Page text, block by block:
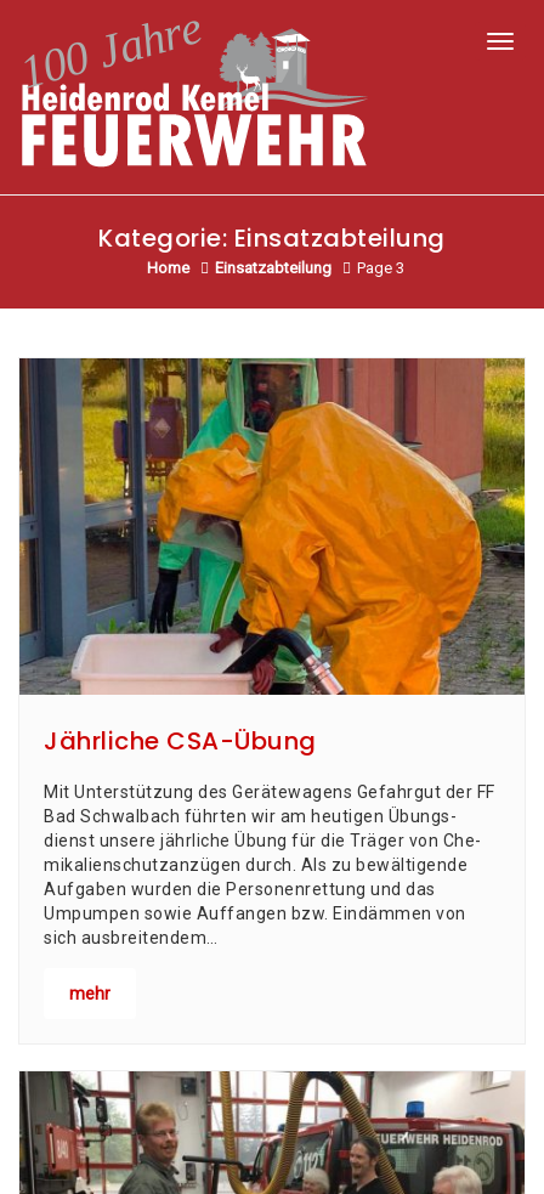
Kategorie: Einsatzabteilung
Home Einsatzabteilung Page 3
Jährliche CSA-Übung
Mit Unter­stüt­zung des Gerä­te­wa­gens Gefahr­gut der FF
Bad Schwal­bach führ­ten wir am heu­ti­gen Übungs­
dienst unse­re jähr­li­che Übung für die Trä­ger von Che­
mi­ka­li­en­schutz­an­zü­gen durch. Als zu bewäl­ti­gen­de
Auf­ga­ben wur­den die Per­so­nen­ret­tung und das
Umpum­pen sowie Auf­fan­gen bzw. Ein­däm­men von
sich aus­brei­ten­dem…
mehr